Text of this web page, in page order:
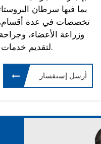
بما فيها سرطان
تخصصات في عدة أقسام،
وزراعة الأعضاء،
لتقديم خدمات شاملة ومتكاملة لجميع هذه التخصصات.
أرسل إستفسار